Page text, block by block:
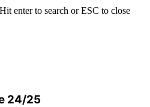
Hit enter to search or ESC to close
24/25